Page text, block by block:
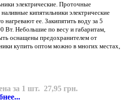
электрические. Проточные
кипятильники электрические
нагревают ее. Закипятить воду за 5
Вт. Небольшие по весу и габаритам,
оснащены предохранителем от
купить оптом можно в многих местах,
за 1 шт. 27,95 грн.